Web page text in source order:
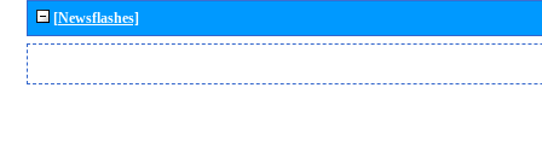
[Newsflashes]